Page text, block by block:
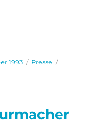
1993 Kategorien
Presse